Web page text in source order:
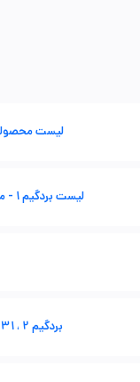
لیست
لیست بردگیم 1 - مرداد ماه 1401
بردگیم 2 ، 31 مرداد، F